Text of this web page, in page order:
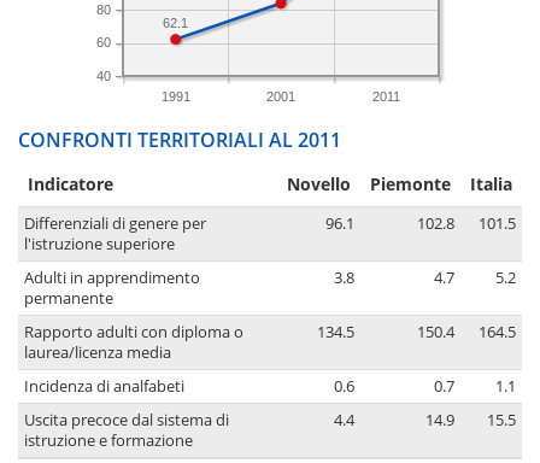
1991 2001 2011
40
60
80
62.1
CONFRONTI TERRITORIALI AL 2011
Indicatore Novello Piemonte Italia
Differenziali di genere per
l'istruzione superiore
96.1 102.8 101.5
Adulti in apprendimento
permanente
3.8 4.7 5.2
Rapporto adulti con diploma o
laurea/licenza media
134.5 150.4 164.5
Incidenza di analfabeti 0.6 0.7
1.1
Uscita precoce dal sistema di
istruzione e formazione
4.4 14.9 15.5